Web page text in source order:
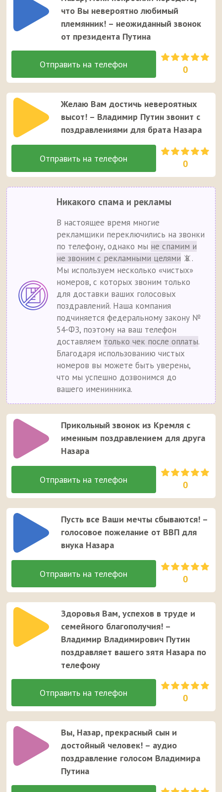
что Вы невероятно любимый
племянник! – неожиданный звонок
от президента Путина
0
Желаю Вам достичь невероятных
высот! – Владимир Путин звонит с
поздравлениями для брата Назара
0
Никакого спама и рекламы
В настоящее время многие
рекламщики переключились на звонки
по телефону, однако мы не спамим и
не звоним с рекламными целями 📵.
Мы используем несколько «чистых»
номеров, с которых звоним только
для доставки ваших голосовых
поздравлений. Наша компания
подчиняется федеральному закону №
54-ФЗ, поэтому на ваш телефон
доставляем только чек после оплаты.
Благодаря использованию чистых
номеров вы можете быть уверены,
что мы успешно дозвонимся до
вашего именинника.
Прикольный звонок из Кремля с
именным поздравлением для друга
Назара
0
Пусть все Ваши мечты сбываются! –
голосовое пожелание от ВВП для
внука Назара
0
Здоровья Вам, успехов в труде и
семейного благополучия! –
Владимир Владимирович Путин
поздравляет вашего зятя Назара по
телефону
0
Вы, Назар, прекрасный сын и
достойный человек! – аудио
поздравление голосом Владимира
Путина